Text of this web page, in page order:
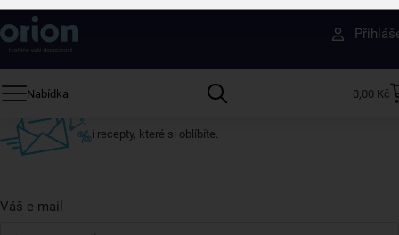
Nabídka 0,00 Kč
Získejte rady, recepty a tipy na slevy dřív než
ostatní
Přihlaste se k odběru našeho newsletteru.
i recepty, které si oblíbíte.
Váš e-mail